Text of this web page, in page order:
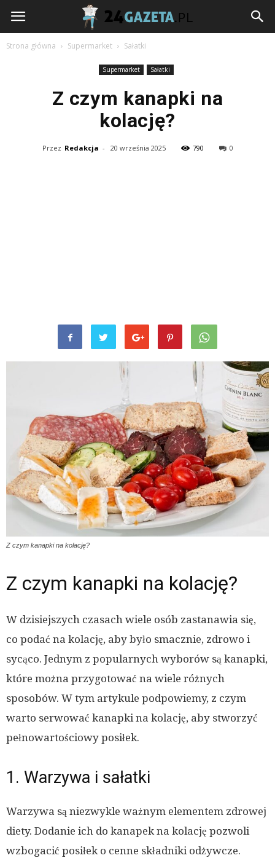
24gazeta.pl
Strona główna Supermarket Sałatki
Supermarket Sałatki
Z czym kanapki na
kolację?
Przez Redakcja - 20 września 2025 790 0
Z czym kanapki na kolację?
Z czym kanapki na kolację?
W dzisiejszych czasach wiele osób zastanawia się,
co podać na kolację, aby było smacznie, zdrowo i
sycąco. Jednym z popularnych wyborów są kanapki,
które można przygotować na wiele różnych
sposobów. W tym artykule podpowiemy, z czym
warto serwować kanapki na kolację, aby stworzyć
pełnowartościowy posiłek.
1. Warzywa i sałatki
Warzywa są niezwykle ważnym elementem zdrowej
diety. Dodanie ich do kanapek na kolację pozwoli
wzbogacić posiłek o cenne składniki odżywcze.